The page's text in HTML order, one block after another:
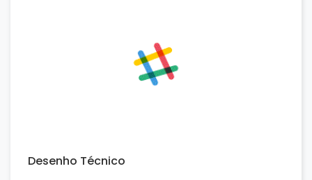
Desenho Técnico